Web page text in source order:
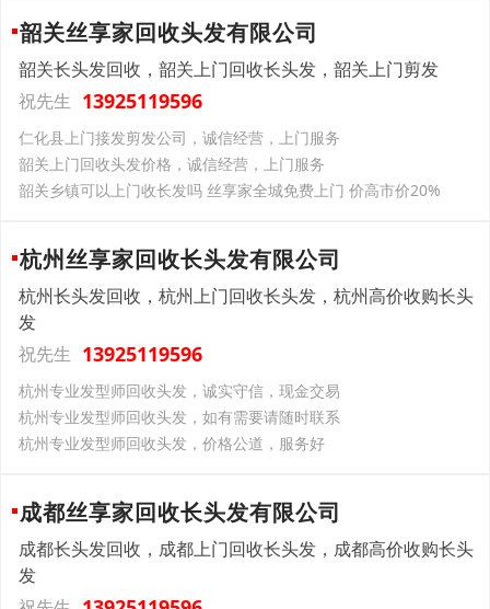
韶关丝享家回收头发有限公司
韶关长头发回收，韶关上门回收长头发，韶关上门剪发
祝先生 13925119596
仁化县上门接发剪发公司，诚信经营，上门服务
韶关上门回收头发价格，诚信经营，上门服务
韶关乡镇可以上门收长发吗 丝享家全城免费上门 价高市价20%
杭州丝享家回收长头发有限公司
杭州长头发回收，杭州上门回收长头发，杭州高价收购长头
发
祝先生 13925119596
杭州专业发型师回收头发，诚实守信，现金交易
杭州专业发型师回收头发，如有需要请随时联系
杭州专业发型师回收头发，价格公道，服务好
成都丝享家回收长头发有限公司
成都长头发回收，成都上门回收长头发，成都高价收购长头
发